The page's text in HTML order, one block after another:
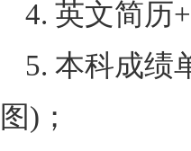
4. 英文简历+
5. 本科成绩
图 ) ；